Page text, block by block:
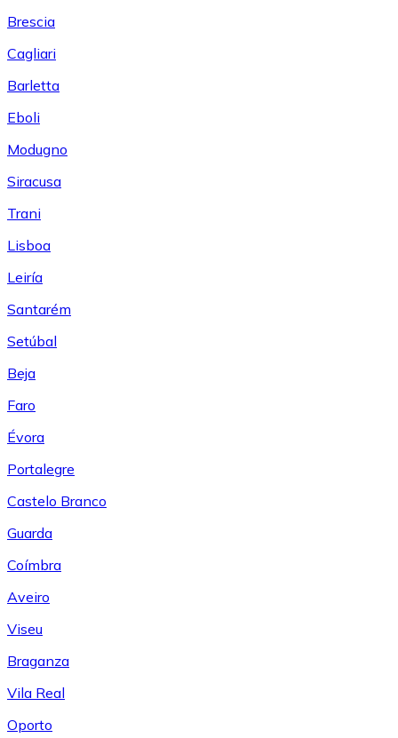
Brescia
Cagliari
Barletta
Eboli
Modugno
Siracusa
Trani
Lisboa
Leiría
Santarém
Setúbal
Beja
Faro
Évora
Portalegre
Castelo Branco
Guarda
Coímbra
Aveiro
Viseu
Braganza
Vila Real
Oporto